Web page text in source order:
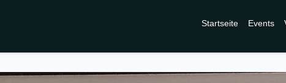
Startseite Events